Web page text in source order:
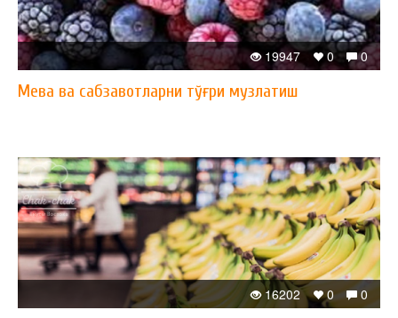
0
0
19947
Мева ва сабзавотларни тўғри музлатиш
0
0
16202